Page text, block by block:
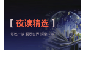
。这期间疫情
得及反应。直
美和欧洲的汽